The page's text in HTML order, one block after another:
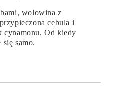
wolowina z
cebula i
cynamonu. Od kiedy
samo.